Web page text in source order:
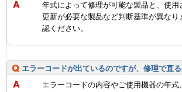
年式によって修理が可能な製品と、使
更新が必要な製品など判断基準が異なり
認ください。
エラーコードが出ているのですが、修理で直る
エラーコードの内容やご使用機器の年